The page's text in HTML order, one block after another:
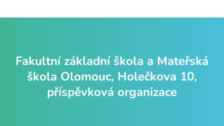
Fakultní základní škola a Mateřská
škola Olomouc, Holečkova 10,
příspěvková organizace